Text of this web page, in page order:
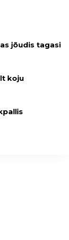
jõudis tagasi
koju